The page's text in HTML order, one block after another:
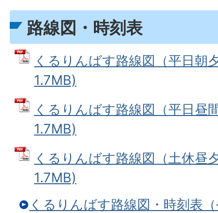
路線図・時刻表
くるりんばす路線図（平日朝
1.7MB)
くるりんばす路線図（平日昼
1.7MB)
くるりんばす路線図（土休昼
1.7MB)
くるりんばす路線図・時刻表